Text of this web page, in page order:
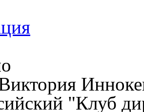
"Клуб